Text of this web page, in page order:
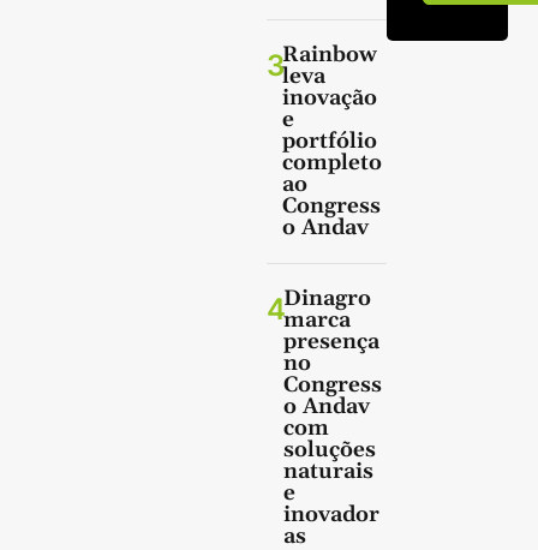
3Rainbow
leva
inovação
e
portfólio
completo
ao
Congress
o Andav
4Dinagro
marca
presença
no
Congress
o Andav
com
soluções
naturais
e
inovador
as